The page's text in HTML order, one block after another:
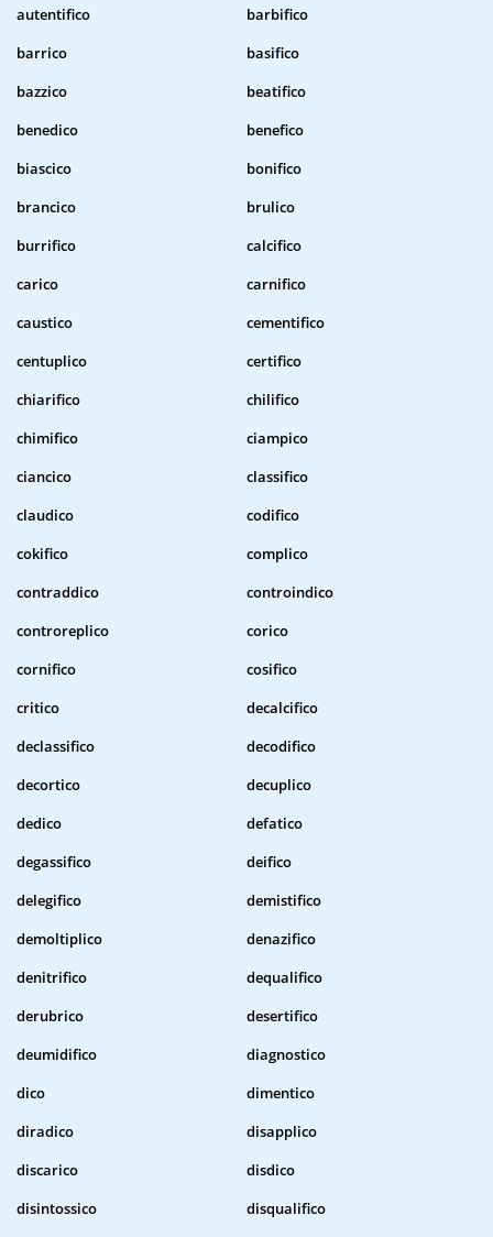
autentifico
barbifico
barrico
basifico
bazzico
beatifico
benedico
benefico
biascico
bonifico
brancico
brulico
burrifico
calcifico
carico
carnifico
caustico
cementifico
centuplico
certifico
chiarifico
chilifico
chimifico
ciampico
ciancico
classifico
claudico
codifico
cokifico
complico
contraddico
controindico
controreplico
corico
cornifico
cosifico
critico
decalcifico
declassifico
decodifico
decortico
decuplico
dedico
defatico
degassifico
deifico
delegifico
demistifico
demoltiplico
denazifico
denitrifico
dequalifico
derubrico
desertifico
deumidifico
diagnostico
dico
dimentico
diradico
disapplico
discarico
disdico
disintossico
disqualifico